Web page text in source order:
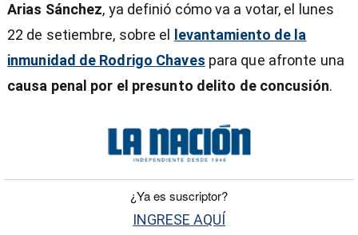
Arias Sánchez, ya definió cómo va a votar, el lunes
22 de setiembre, sobre el
levantamiento de la
inmunidad de Rodrigo Chaves para que afronte una
causa penal por el presunto delito de concusión.